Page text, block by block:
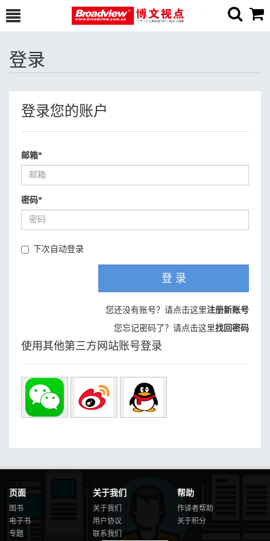
登录
登录您的账户
邮箱*
密码*
下次自动登录
登 录
您还没有账号？请点击这里注册新账号
您忘记密码了？请点击这里找回密码
使用其他第三方网站账号登录
页面
图书
电子书
专题
关于我们
关于我们
用户协议
联系我们
帮助
作译者帮助
关于积分